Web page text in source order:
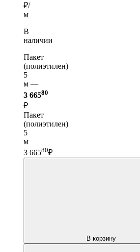
₽/
м
В
наличии
Пакет
(полиэтилен)
5
м —
3 66580
₽
Пакет
(полиэтилен)
5
м
3 66580₽
В корзину